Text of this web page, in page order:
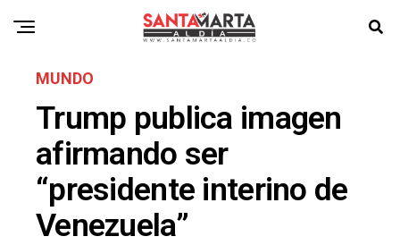
MUNDO
Trump publica imagen
afirmando ser
“presidente interino de
Venezuela”